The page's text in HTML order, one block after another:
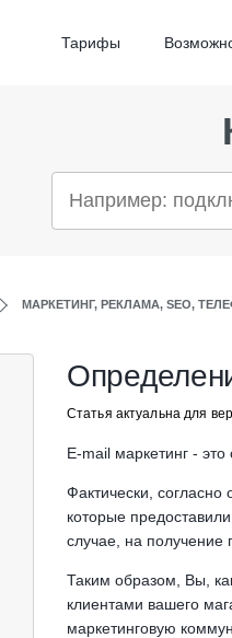
Тарифы
МАРКЕТИНГ, РЕКЛАМА, SEO,
Статья актуальна для
E-mail маркетинг -
Фактически,
которые
случае, на получение
Таким образом, Вы,
клиентами вашего
маркетинговую